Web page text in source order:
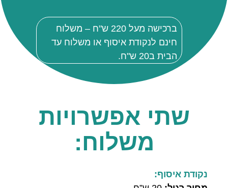
ברכישה מעל 220 ש"ח – משלוח
חינם לנקודת איסוף או משלוח עד
הבית ב20 ש"ח.
שתי אפשרויות
משלוח:
נקודת איסוף: